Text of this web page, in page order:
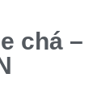
chá –